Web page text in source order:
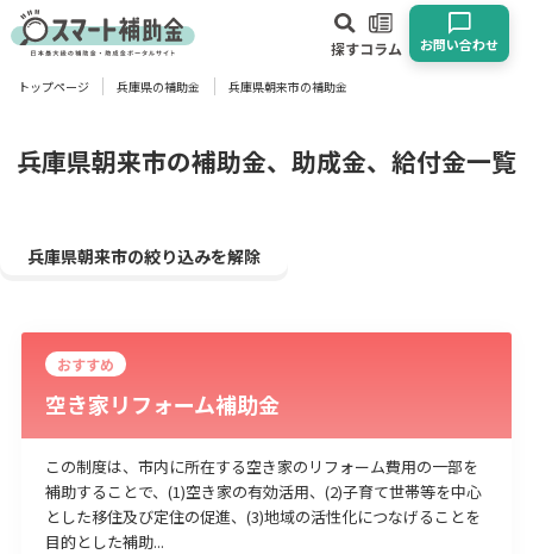
探すコラム お問い合わせ
対象
建設･不動産業
サービス業 医療･福祉 農業･林業
漁業
宿泊･旅館業
その他
トップページ 兵庫県の補助金 兵庫県朝来市の補助金
兵庫県朝来市の補助金、助成金、給付金一覧
兵庫県朝来市の絞り込みを解除
おすすめ
空き家リフォーム補助金
この制度は、市内に所在する空き家のリフォーム費用の一部を
補助することで、(1)空き家の有効活用、(2)子育て世帯等を中心
とした移住及び定住の促進、(3)地域の活性化につなげることを
目的とした補助...